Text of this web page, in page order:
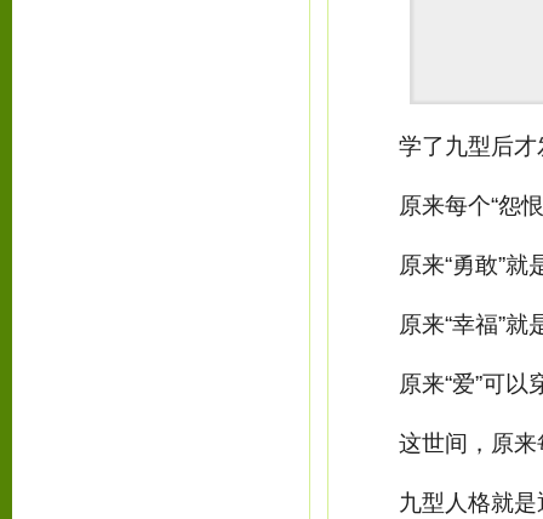
学了九型后
原来每个“怨恨
原来“勇敢”就
原来“幸福”就
原来“爱”可以穿
这世间，原来每
九型人格就是通